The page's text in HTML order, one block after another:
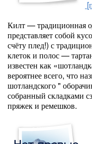
Килт — традиционная
представляет собой
счёту плед!) с
клеток и полос —
известен как
вероятнее всего, что
шотландского "
собранный складками
пряжек и ремешков.